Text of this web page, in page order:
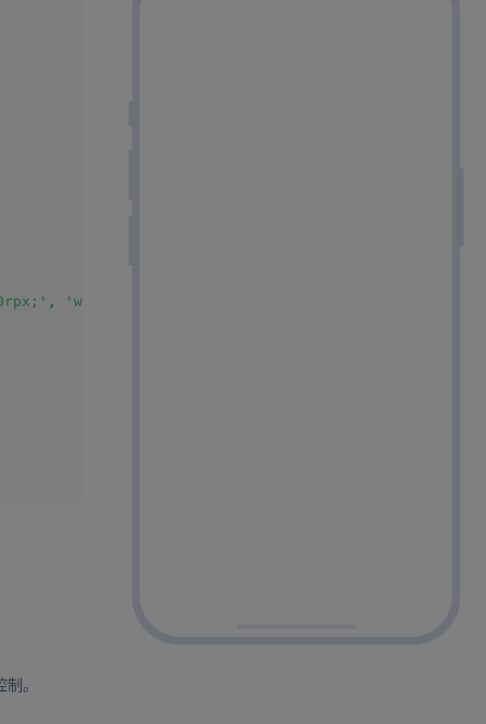
, 'width: 500rpx;'
。